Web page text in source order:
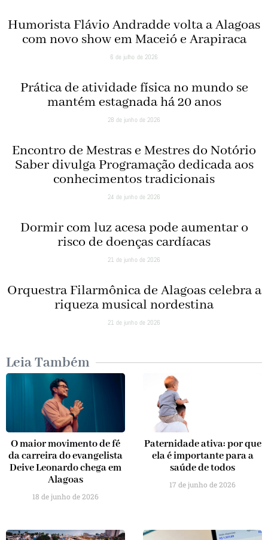
Humorista Flávio Andradde volta a Alagoas
com novo show em Maceió e Arapiraca
6 de julho de 2026
Prática de atividade física no mundo se
mantém estagnada há 20 anos
28 de junho de 2026
Encontro de Mestras e Mestres do Notório
Saber divulga Programação dedicada aos
conhecimentos tradicionais
24 de junho de 2026
Dormir com luz acesa pode aumentar o
risco de doenças cardíacas
21 de junho de 2026
Orquestra Filarmônica de Alagoas celebra a
riqueza musical nordestina
21 de junho de 2026
O maior movimento de fé
da carreira do evangelista
Deive Leonardo chega em
Alagoas
18 de junho de 2026
Paternidade ativa: por que
ela é importante para a
saúde de todos
17 de junho de 2026
Leia Também